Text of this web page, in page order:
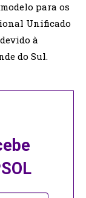
para os
Unificado
à
do Sul.